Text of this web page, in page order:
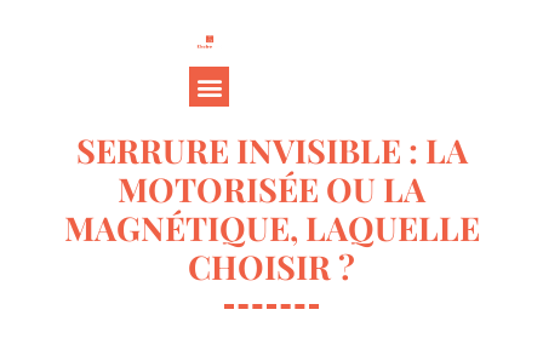
SERRURE INVISIBLE : LA
MOTORISÉE OU LA
MAGNÉTIQUE, LAQUELLE
CHOISIR ?